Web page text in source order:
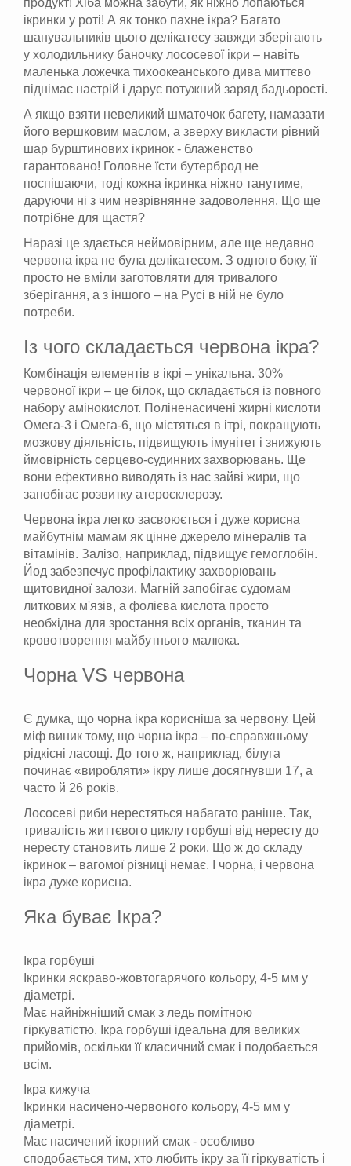
ікринки у роті! А як тонко пахне ікра? Багато
шанувальників цього делікатесу завжди зберігають
у холодильнику баночку лососевої ікри – навіть
маленька ложечка тихоокеанського дива миттєво
піднімає настрій і дарує потужний заряд бадьорості.
А якщо взяти невеликий шматочок багету, намазати
його вершковим маслом, а зверху викласти рівний
шар бурштинових ікринок - блаженство
гарантовано! Головне їсти бутерброд не
поспішаючи, тоді кожна ікринка ніжно танутиме,
даруючи ні з чим незрівнянне задоволення. Що ще
потрібне для щастя?
Наразі це здається неймовірним, але ще недавно
червона ікра не була делікатесом. З одного боку, її
просто не вміли заготовляти для тривалого
зберігання, а з іншого – на Русі в ній не було
потреби.
Із чого складається червона ікра?
Комбінація елементів в ікрі – унікальна. 30%
червоної ікри – це білок, що складається із повного
набору амінокислот. Поліненасичені жирні кислоти
Омега-3 і Омега-6, що містяться в ітрі, покращують
мозкову діяльність, підвищують імунітет і знижують
ймовірність серцево-судинних захворювань. Ще
вони ефективно виводять із нас зайві жири, що
запобігає розвитку атеросклерозу.
Червона ікра легко засвоюється і дуже корисна
майбутнім мамам як цінне джерело мінералів та
вітамінів. Залізо, наприклад, підвищує гемоглобін.
Йод забезпечує профілактику захворювань
щитовидної залози. Магній запобігає судомам
литкових м'язів, а фолієва кислота просто
необхідна для зростання всіх органів, тканин та
кровотворення майбутнього малюка.
Чорна VS червона
Є думка, що чорна ікра корисніша за червону. Цей
міф виник тому, що чорна ікра – по-справжньому
рідкісні ласощі. До того ж, наприклад, білуга
починає «виробляти» ікру лише досягнувши 17, а
часто й 26 років.
Лососеві риби нерестяться набагато раніше. Так,
тривалість життєвого циклу горбуші від нересту до
нересту становить лише 2 роки. Що ж до складу
ікринок – вагомої різниці немає. І чорна, і червона
ікра дуже корисна.
Яка буває Ікра?
Ікра горбуші
Ікринки яскраво-жовтогарячого кольору, 4-5 мм у
діаметрі.
Має найніжніший смак з ледь помітною
гіркуватістю. Ікра горбуші ідеальна для великих
прийомів, оскільки її класичний смак і подобається
всім.
Ікра кижуча
Ікринки насичено-червоного кольору, 4-5 мм у
діаметрі.
Має насичений ікорний смак - особливо
сподобається тим, хто любить ікру за її гіркуватість і